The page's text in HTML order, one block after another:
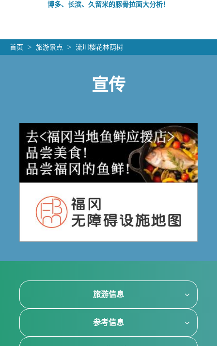
博多、长滨、久留米的豚骨拉面大分析！
首页 旅游景点 流川樱花林荫树
宣传
旅游信息
参考信息